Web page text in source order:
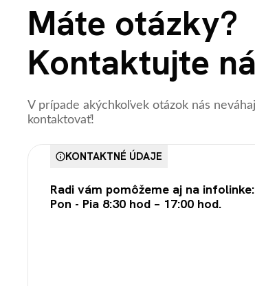
Máte otázky?
Kontaktujte
V prípade akýchkoľvek otázok nás
kontaktovať!
KONTAKTNÉ ÚDAJE
Radi vám pomôžeme aj na infolinke:
Pon - Pia 8:30 hod – 17:00 hod.